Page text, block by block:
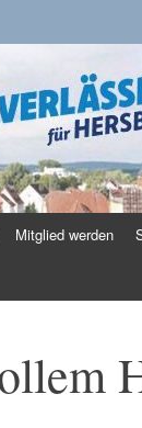
Mitglied werden